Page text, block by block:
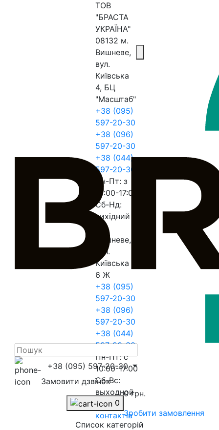
ТОВ
"БРАСТА
УКРАЇНА"
08132 м.
Вишневе,
вул.
Київська
4, БЦ
"Масштаб"
+38 (095)
597-20-30
+38 (096)
597-20-30
+38 (044)
597-20-30
Пн-Пт: з
10:00-17:00
Сб-Нд:
вихідний
Вишневе,
вул.
Київська
6 Ж
+38 (095)
597-20-30
+38 (096)
597-20-30
+38 (044)
597-20-30
Пн-Пт: с
10:00-17:00
Сб-Вс:
выходной
До
контактів
+38 (095) 597-20-30
Замовити дзвінок
0
0 грн.
Зробити замовлення
Список категорій